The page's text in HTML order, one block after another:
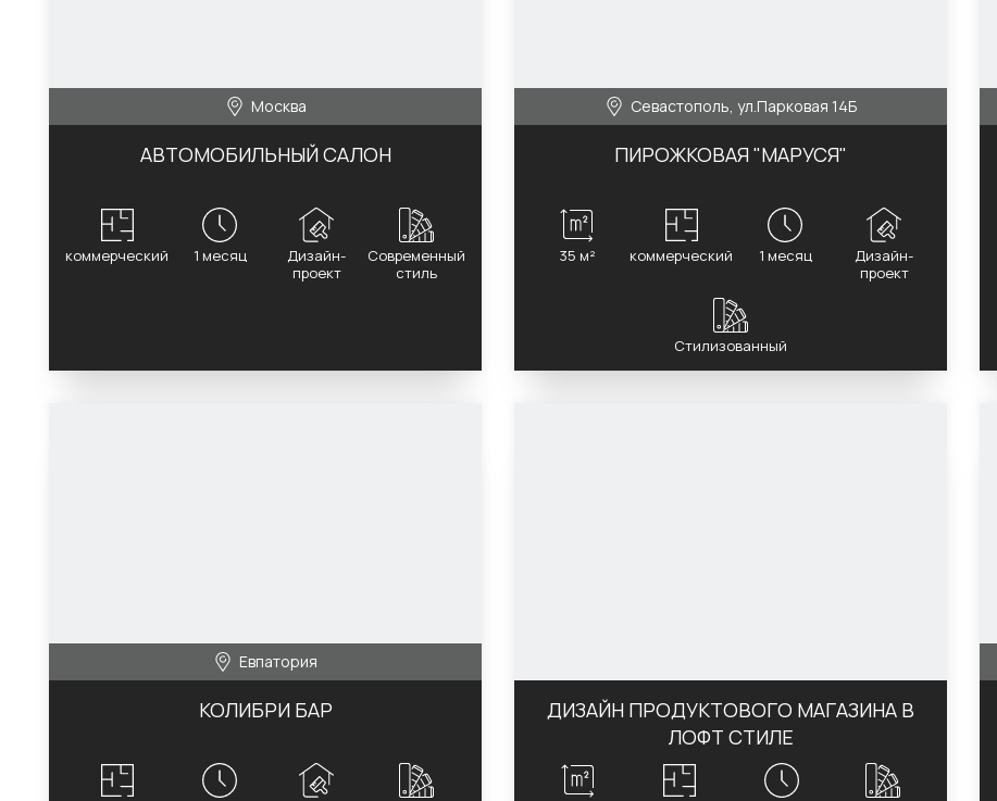
АВТОМОБИЛЬНЫЙ САЛОН
Москва
коммерческий 1 месяц
Дизайн-
проект
Современный
стиль
ПИРОЖКОВАЯ "МАРУСЯ"
Севастополь, ул.Парковая 14Б
35 м² коммерческий 1 месяц
Дизайн-
проект
Стилизованный
КОЛИБРИ БАР
Евпатория
ДИЗАЙН ПРОДУКТОВОГО МАГАЗИНА В
ЛОФТ СТИЛЕ